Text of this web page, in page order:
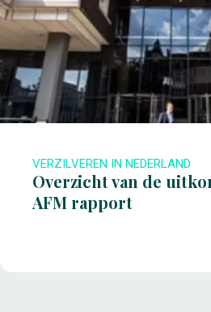
VERZILVEREN IN NEDERLAND
Overzicht van de
AFM rapport